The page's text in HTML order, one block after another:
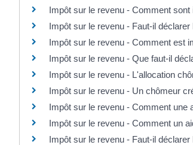
Impôt sur le revenu - Comment
Impôt sur le revenu - Faut-il
Impôt sur le revenu - Comment est
Impôt sur le revenu - Que faut-il
Impôt sur le revenu - L'allocation
Impôt sur le revenu - Un chômeur
Impôt sur le revenu - Comment une
Impôt sur le revenu - Comment un
Impôt sur le revenu - Faut-il